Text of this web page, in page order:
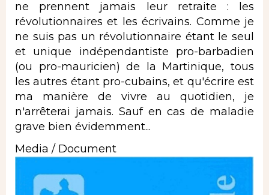
ne prennent jamais leur retraite : les
révolutionnaires et les écrivains. Comme je
ne suis pas un révolutionnaire étant le seul
et unique indépendantiste pro-barbadien
(ou pro-mauricien) de la Martinique, tous
les autres étant pro-cubains, et qu'écrire est
ma manière de vivre au quotidien, je
n'arrêterai jamais. Sauf en cas de maladie
grave bien évidemment...
Media / Document